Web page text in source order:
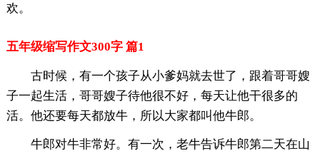
欢。
五年级缩写作文300字 篇1
古时候，有一个孩子从小爹妈就去世了，跟着哥哥嫂
子一起生活，哥哥嫂子待他很不好，每天让他干很多的
活。他还要每天都放牛，所以大家都叫他牛郎。
牛郎对牛非常好。有一次，老牛告诉牛郎第二天在山